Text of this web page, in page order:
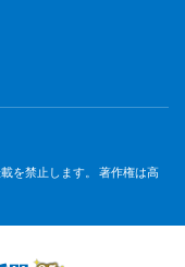
を禁止します。 著作権は高